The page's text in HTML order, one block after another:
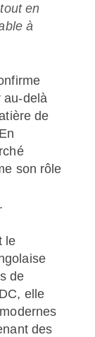
en
à
au-delà
de
son rôle
le
de
elle
des